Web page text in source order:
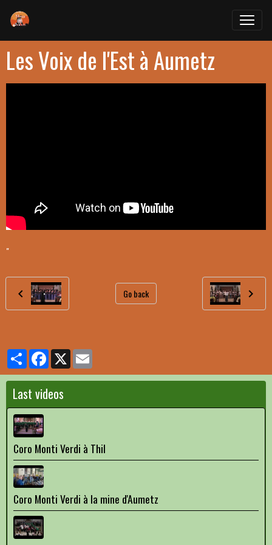
Les Voix de l'Est à Aumetz
"
Go back
PartagerFacebook
X
Last videos
Coro Monti Verdi à Thil
Coro Monti Verdi à la mine d'Aumetz